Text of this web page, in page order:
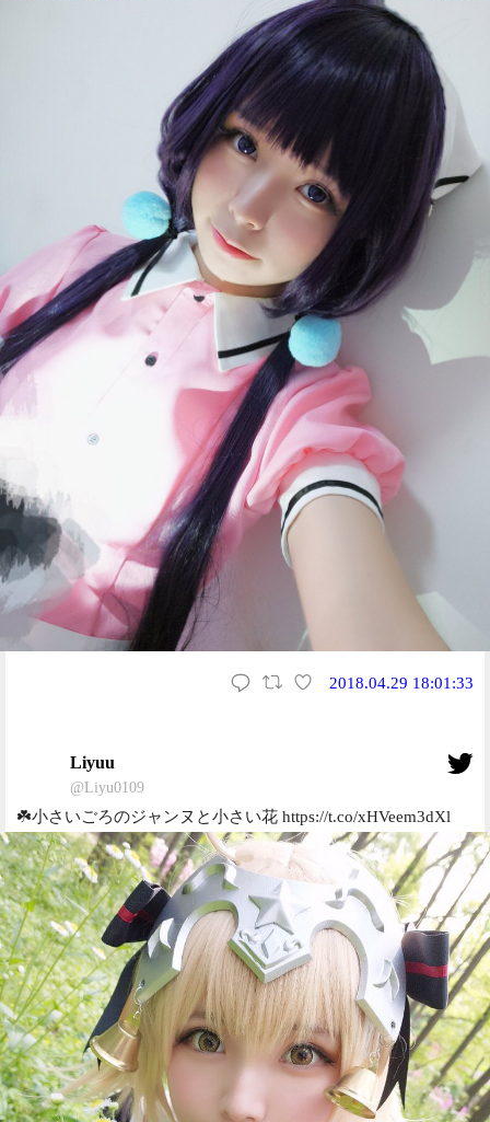
2018.04.29 18:01:33
Liyuu
@Liyu0109
☘️小さいごろのジャンヌと小さい花 https://t.co/xHVeem3dXl